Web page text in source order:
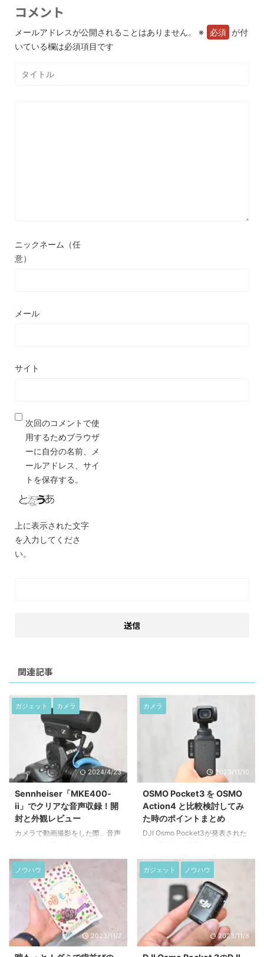
コメント
メールアドレスが公開されることはありません。 ※
が付
いている欄は必須項目です
ニックネーム（任
意）
メール
サイト
次回のコメントで使
用するためブラウザ
ーに自分の名前、メ
ールアドレス、サイ
トを保存する。
上に表示された文字
を入力してくださ
い。
関連記事
ガジェット カメラ
2024/4/23
Sennheiser「MKE400-
ii」でクリアな音声収録！開
封と外観レビュー
カメラで動画撮影をした際、音声
るなどして気になった事はないで
しょうか？ 今回は、ミラーレス
カメラでの音声収録をよりクリア
にする外部マイク「Sennheiser
のMKE400-ii」を購入した。
2022年の1月に発売されており、
発売してから2年経過しています
が、YouTubeなどのSNSでも高く
評価されており、多くのクリエイ
カメラ
2023/11/10
OSMO Pocket3 を OSMO
Action4 と比較検討してみ
た時のポイントまとめ
DJI Osmo Pocket3が発表された
て合わせて購入の検討にした製品
があります。DJI Osmo Poket3
の特徴として、やはり大きい要素
として「手ぶれ補正」ですが、
DJI Osmo Pocket3は物理的な手
ぶれ補正を主とした製品です。一
方で、手ぶれ補正のある他製品と
してアクションカメラがあり、同
ノウハウ
2023/11/7
ガジェット ノウハウ
2023/11/8